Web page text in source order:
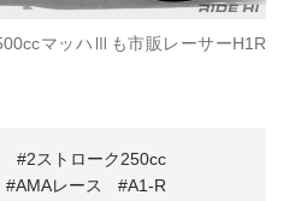
マッハⅢも市販レーサーH1R
2ストローク250cc
AMAレース
A1-R